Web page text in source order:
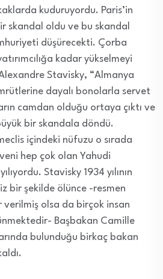
kuduruyordu. Paris’in
skandal oldu ve bu skandal
düşürecekti. Çorba
kadar yükselmeyi
Stavisky, “Almanya
dayalı bonolarla servet
camdan olduğu ortaya çıktı ve
bir skandala döndü.
içindeki nüfuzu o sırada
hep çok olan Yahudi
Stavisky 1934 yılının
bir şekilde ölünce -resmen
olsa da birçok insan
Başbakan Camille
bulunduğu birkaç bakan